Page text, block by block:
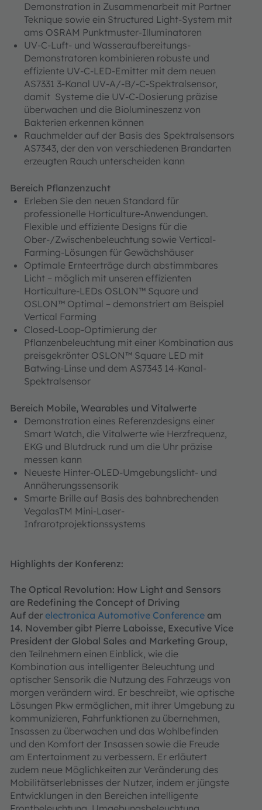
Demonstration in Zusammenarbeit mit Partner
Teknique sowie ein Structured Light-System mit
ams OSRAM Punktmuster-Illuminatoren
UV-C-Luft- und Wasseraufbereitungs-
Demonstratoren kombinieren robuste und
effiziente UV-C-LED-Emitter mit dem neuen
AS7331 3-Kanal UV-A/-B/-C-Spektralsensor,
damit Systeme die UV-C-Dosierung präzise
überwachen und die Biolumineszenz von
Bakterien erkennen können
Rauchmelder auf der Basis des Spektralsensors
AS7343, der den von verschiedenen Brandarten
erzeugten Rauch unterscheiden kann
Bereich Pflanzenzucht
Erleben Sie den neuen Standard für
professionelle Horticulture-Anwendungen.
Flexible und effiziente Designs für die
Ober-/Zwischenbeleuchtung sowie Vertical-
Farming-Lösungen für Gewächshäuser
Optimale Ernteerträge durch abstimmbares
Licht – möglich mit unseren effizienten
Horticulture-LEDs OSLON™ Square und
OSLON™ Optimal – demonstriert am Beispiel
Vertical Farming
Closed-Loop-Optimierung der
Pflanzenbeleuchtung mit einer Kombination aus
preisgekrönter OSLON™ Square LED mit
Batwing-Linse und dem AS7343 14-Kanal-
Spektralsensor
Bereich Mobile, Wearables und Vitalwerte
Demonstration eines Referenzdesigns einer
Smart Watch, die Vitalwerte wie Herzfrequenz,
EKG und Blutdruck rund um die Uhr präzise
messen kann
Neueste Hinter-OLED-Umgebungslicht- und
Annäherungssensorik
Smarte Brille auf Basis des bahnbrechenden
VegalasTM Mini-Laser-
Infrarotprojektionssystems
Highlights der Konferenz:
The Optical Revolution: How Light and Sensors
are Redefining the Concept of Driving
Auf der electronica Automotive Conference am
14. November gibt Pierre Laboisse, Executive Vice
President der Global Sales and Marketing Group,
den Teilnehmern einen Einblick, wie die
Kombination aus intelligenter Beleuchtung und
optischer Sensorik die Nutzung des Fahrzeugs von
morgen verändern wird. Er beschreibt, wie optische
Lösungen Pkw ermöglichen, mit ihrer Umgebung zu
kommunizieren, Fahrfunktionen zu übernehmen,
Insassen zu überwachen und das Wohlbefinden
und den Komfort der Insassen sowie die Freude
am Entertainment zu verbessern. Er erläutert
zudem neue Möglichkeiten zur Veränderung des
Mobilitätserlebnisses der Nutzer, indem er jüngste
Entwicklungen in den Bereichen intelligente